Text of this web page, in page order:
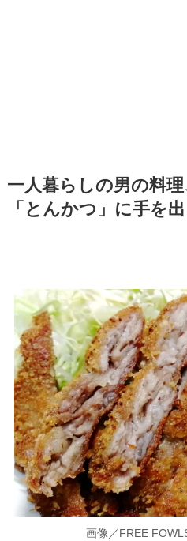
一人暮らしの男の料理
「とんかつ」に手を
画像／FREE